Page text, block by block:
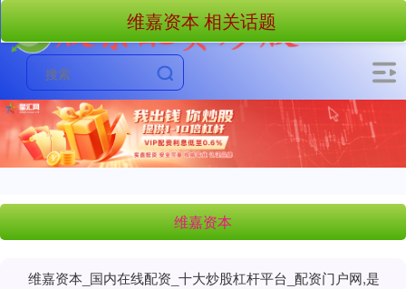
维嘉资本
维嘉资本_国内在线配资_十大炒股杠杆平台_配资门户网,是
维嘉资本 相关话题